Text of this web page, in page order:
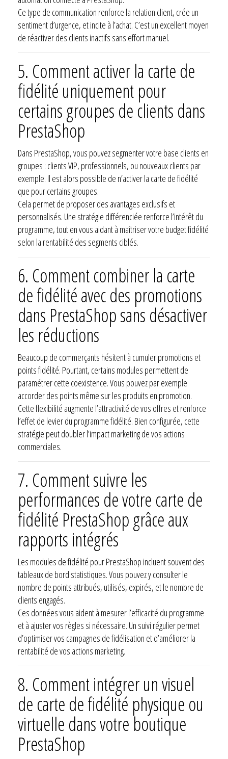
Ce type de communication renforce la relation client, crée un
sentiment d’urgence, et incite à l’achat. C’est un excellent moyen
de réactiver des clients inactifs sans effort manuel.
5. Comment activer la carte de
fidélité uniquement pour
certains groupes de clients dans
PrestaShop
Dans PrestaShop, vous pouvez segmenter votre base clients en
groupes : clients VIP, professionnels, ou nouveaux clients par
exemple. Il est alors possible de n’activer la carte de fidélité
que pour certains groupes.
Cela permet de proposer des avantages exclusifs et
personnalisés. Une stratégie différenciée renforce l’intérêt du
programme, tout en vous aidant à maîtriser votre budget fidélité
selon la rentabilité des segments ciblés.
6. Comment combiner la carte
de fidélité avec des promotions
dans PrestaShop sans désactiver
les réductions
Beaucoup de commerçants hésitent à cumuler promotions et
points fidélité. Pourtant, certains modules permettent de
paramétrer cette coexistence. Vous pouvez par exemple
accorder des points même sur les produits en promotion.
Cette flexibilité augmente l’attractivité de vos offres et renforce
l’effet de levier du programme fidélité. Bien configurée, cette
stratégie peut doubler l’impact marketing de vos actions
commerciales.
7. Comment suivre les
performances de votre carte de
fidélité PrestaShop grâce aux
rapports intégrés
Les modules de fidélité pour PrestaShop incluent souvent des
tableaux de bord statistiques. Vous pouvez y consulter le
nombre de points attribués, utilisés, expirés, et le nombre de
clients engagés.
Ces données vous aident à mesurer l’efficacité du programme
et à ajuster vos règles si nécessaire. Un suivi régulier permet
d’optimiser vos campagnes de fidélisation et d’améliorer la
rentabilité de vos actions marketing.
8. Comment intégrer un visuel
de carte de fidélité physique ou
virtuelle dans votre boutique
PrestaShop